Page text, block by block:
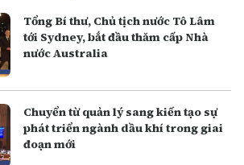
Tổng Bí thư, Chủ tịch nước Tô Lâm
tới Sydney, bắt đầu thăm cấp Nhà
nước Australia
Chuyển từ quản lý sang kiến tạo sự
phát triển ngành dầu khí trong giai
đoạn mới